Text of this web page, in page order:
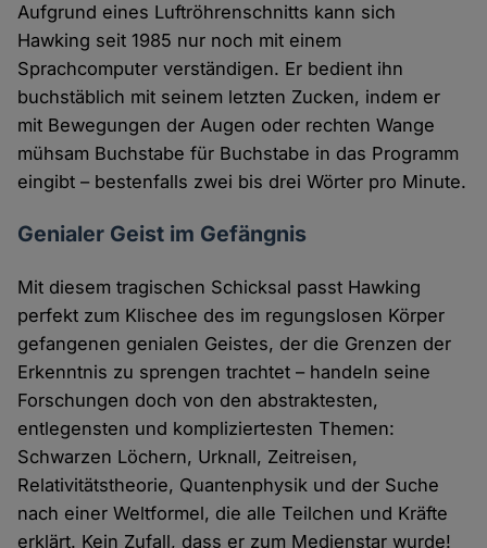
Aufgrund eines Luftröhrenschnitts kann sich
Hawking seit 1985 nur noch mit einem
Sprachcomputer verständigen. Er bedient ihn
buchstäblich mit seinem letzten Zucken, indem er
mit Bewegungen der Augen oder rechten Wange
mühsam Buchstabe für Buchstabe in das Programm
eingibt – bestenfalls zwei bis drei Wörter pro Minute.
Genialer Geist im Gefängnis
Mit diesem tragischen Schicksal passt Hawking
perfekt zum Klischee des im regungslosen Körper
gefangenen genialen Geistes, der die Grenzen der
Erkenntnis zu sprengen trachtet – handeln seine
Forschungen doch von den abstraktesten,
entlegensten und kompliziertesten Themen:
Schwarzen Löchern, Urknall, Zeitreisen,
Relativitätstheorie, Quantenphysik und der Suche
nach einer Weltformel, die alle Teilchen und Kräfte
erklärt. Kein Zufall, dass er zum Medienstar wurde!